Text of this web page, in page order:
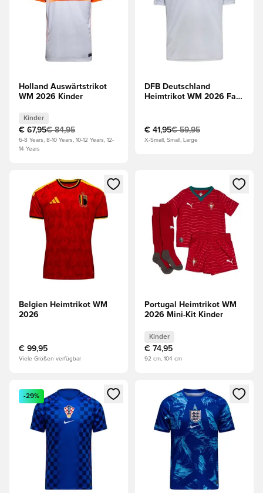
Holland Auswärtstrikot
WM 2026 Kinder
Kinder
€ 67,95€ 84,95
6-8 Years, 8-10 Years, 10-12 Years, 12-
14 Years
DFB Deutschland
Heimtrikot WM 2026 Fan
€ 41,95€ 59,95
X-Small, Small, Large
Öffnet ein Fenster zum Anmelden oder Registrieren als
Belgien Heimtrikot WM
2026
€ 99,95
Viele Größen verfügbar
Öffnet ein Fenster zum
Portugal Heimtrikot WM
2026 Mini-Kit Kinder
Kinder
€ 74,95
92 cm, 104 cm
Öffnet ein Fenster zum Anmelden oder Registrieren als
-29%
Öffnet ein Fenster zum